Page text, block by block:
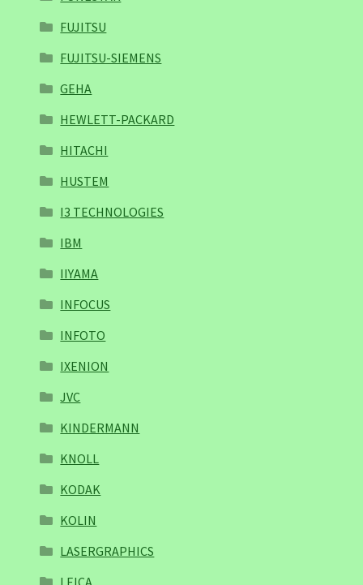
FUJITSU
FUJITSU-SIEMENS
GEHA
HEWLETT-PACKARD
HITACHI
HUSTEM
I3 TECHNOLOGIES
IBM
IIYAMA
INFOCUS
INFOTO
IXENION
JVC
KINDERMANN
KNOLL
KODAK
KOLIN
LASERGRAPHICS